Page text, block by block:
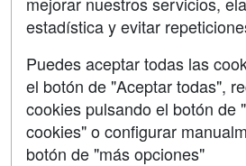
Confidencialidad
Aviso legal
Copyleft
estadística y evitar
Puedes aceptar todas las
el botón de "Aceptar todas",
cookies pulsando el botón de
cookies" o configurar
botón de "más opciones"